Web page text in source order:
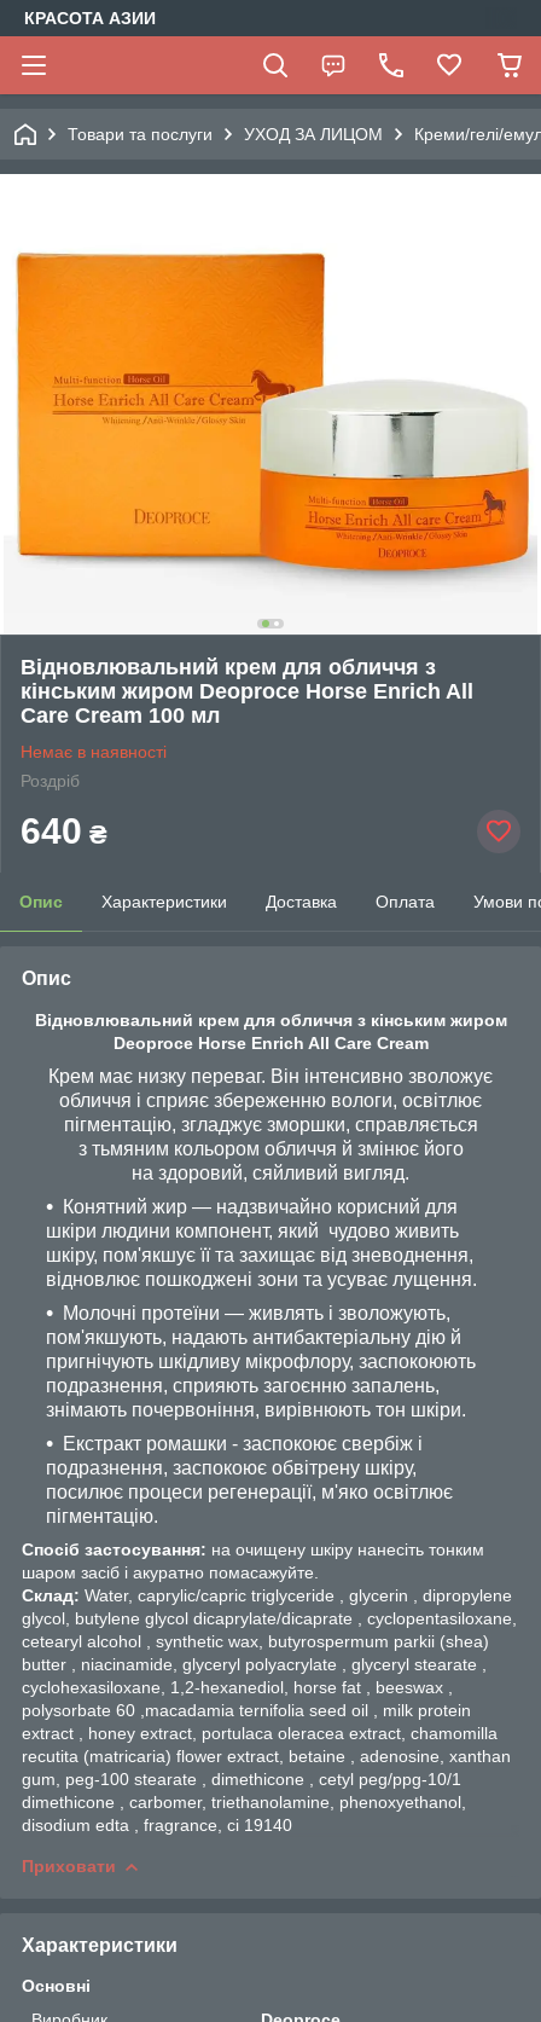
КРАСОТА АЗИИ
Товари та послуги УХОД ЗА ЛИЦОМ Креми/гелі/
Відновлювальний крем для обличчя з
кінським жиром Deoproce Horse Enrich All
Care Cream 100 мл
Немає в наявності
Роздріб
640 ₴
Опис Характеристики Доставка Оплата Умови
Опис
Відновлювальний крем для обличчя з кінським жиром
Deoproce Horse Enrich All Care Cream
Крем має низку переваг. Він інтенсивно зволожує
обличчя і сприяє збереженню вологи, освітлює
пігментацію, згладжує зморшки, справляється
з тьмяним кольором обличчя й змінює його
на здоровий, сяйливий вигляд.
Конятний жир — надзвичайно корисний для
шкіри людини компонент, який чудово живить
шкіру, пом'якшує її та захищає від зневоднення,
відновлює пошкоджені зони та усуває лущення.
Молочні протеїни — живлять і зволожують,
пом'якшують, надають антибактеріальну дію й
пригнічують шкідливу мікрофлору, заспокоюють
подразнення, сприяють загоєнню запалень,
знімають почервоніння, вирівнюють тон шкіри.
Екстракт ромашки - заспокоює свербіж і
подразнення, заспокоює обвітрену шкіру,
посилює процеси регенерації, м'яко освітлює
пігментацію.
Спосіб застосування: на очищену шкіру нанесіть тонким
шаром засіб і акуратно помасажуйте.
Склад: Water, caprylic/capric triglyceride , glycerin , dipropylene
glycol, butylene glycol dicaprylate/dicaprate , cyclopentasiloxane,
cetearyl alcohol , synthetic wax, butyrospermum parkii (shea)
butter , niacinamide, glyceryl polyacrylate , glyceryl stearate ,
cyclohexasiloxane, 1,2-hexanediol, horse fat , beeswax ,
polysorbate 60 ,macadamia ternifolia seed oil , milk protein
extract , honey extract, portulaca oleracea extract, chamomilla
recutita (matricaria) flower extract, betaine , adenosine, xanthan
gum, peg-100 stearate , dimethicone , cetyl peg/ppg-10/1
dimethicone , carbomer, triethanolamine, phenoxyethanol,
disodium edta , fragrance, ci 19140
Приховати
Характеристики
Основні